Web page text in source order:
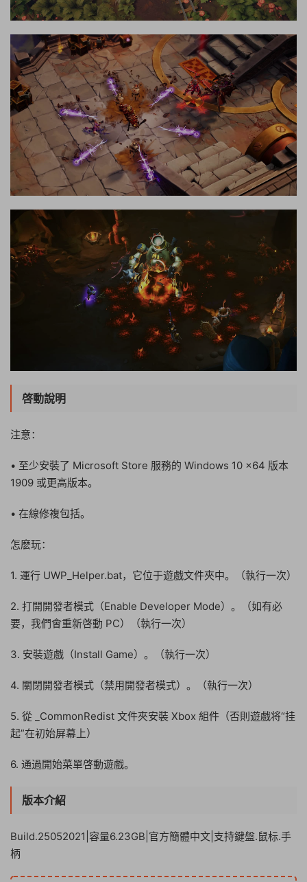
啓動說明
注意：
• 至少安裝了 Microsoft Store 服務的 Windows 10 x64 版本
1909 或更高版本。
• 在線修複包括。
怎麽玩：
1. 運行 UWP_Helper.bat，它位于遊戲文件夾中。（執行一次）
2. 打開開發者模式（Enable Developer Mode）。（如有必
要，我們會重新啓動 PC）（執行一次）
3. 安裝遊戲（Install Game）。（執行一次）
4. 關閉開發者模式（禁用開發者模式）。（執行一次）
5. 從 _CommonRedist 文件夾安裝 Xbox 組件（否則遊戲将“挂
起”在初始屏幕上）
6. 通過開始菜單啓動遊戲。
版本介紹
Build.25052021|容量6.23GB|官方簡體中文|支持鍵盤.鼠标.手
柄